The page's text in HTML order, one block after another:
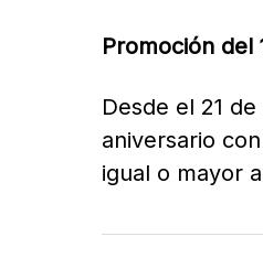
Promoción del
Desde el 21
aniversario
igual o mayor